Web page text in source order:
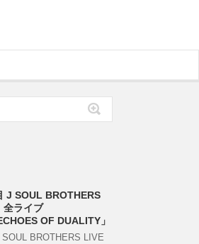
J SOUL BROTHERS
全ライブ
OF DUALITY」
BROTHERS LIVE